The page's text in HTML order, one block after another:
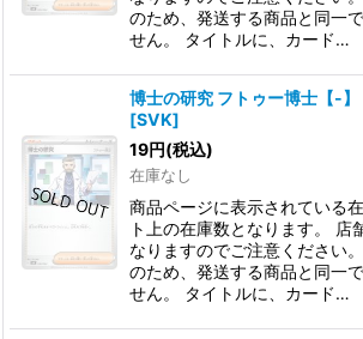
のため、発送する商品と同一
せん。 タイトルに、カード…
博士の研究 フトゥー博士【-
[SVK]
19円(税込)
在庫なし
商品ページに表示されている
ト上の在庫数となります。 店
なりますのでご注意ください
のため、発送する商品と同一
せん。 タイトルに、カード…